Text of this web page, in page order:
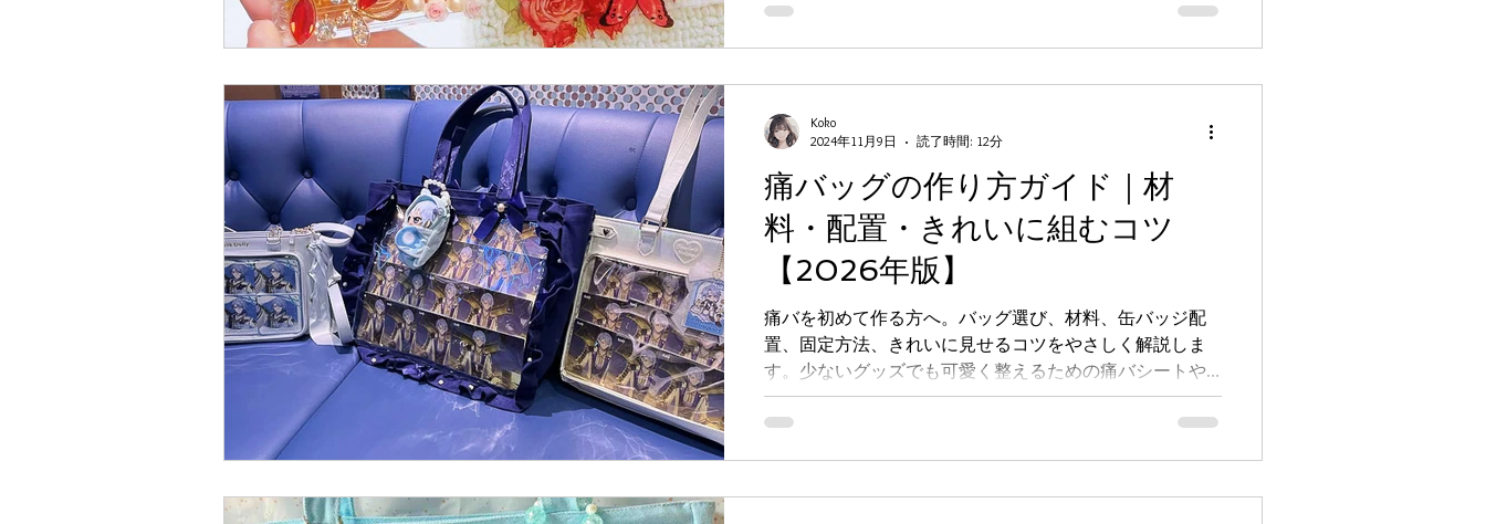
痛バッグの作り方ガイド｜材
料・配置・きれいに組むコツ
【2026年版】
痛バを初めて作る方へ。バッグ選び、材料、缶バッジ配
置、固定方法、きれいに見せるコツをやさしく解説しま
す。少ないグッズでも可愛く整えるための痛バシートや
ロゼットの使い方、軽量化の工夫、イベント前の確認ポ
イントまでまとめた初心者向けガイドです。
Koko
2024年11月9日
読了時間: 12分